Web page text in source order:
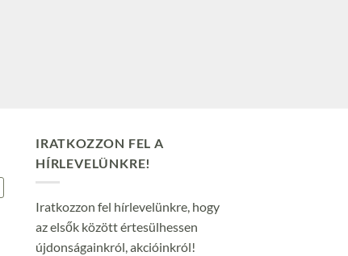
IRATKOZZON FEL A
HÍRLEVELÜNKRE!
Iratkozzon fel hírlevelünkre, hogy
az elsők között értesülhessen
újdonságainkról, akcióinkról!